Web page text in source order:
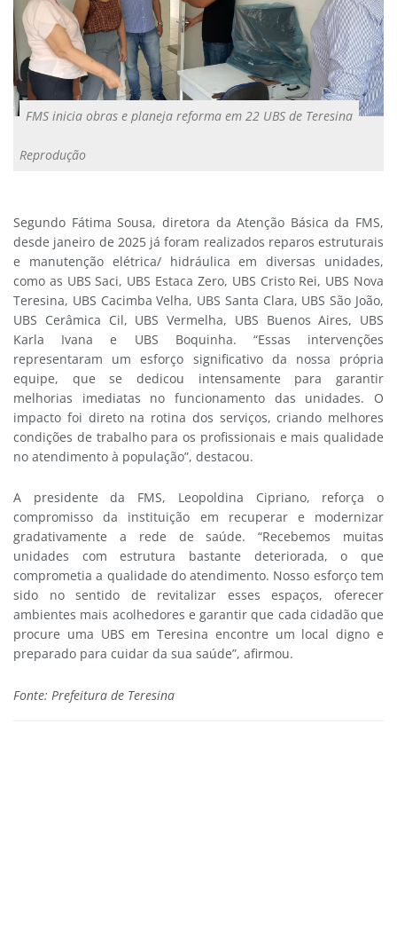
FMS inicia obras e planeja reforma em 22 UBS de Teresina
Reprodução
Segundo Fátima Sousa, diretora da Atenção Básica da FMS,
desde janeiro de 2025 já foram realizados reparos estruturais
e manutenção elétrica/ hidráulica em diversas unidades,
como as UBS Saci, UBS Estaca Zero, UBS Cristo Rei, UBS Nova
Teresina, UBS Cacimba Velha, UBS Santa Clara, UBS São João,
UBS Cerâmica Cil, UBS Vermelha, UBS Buenos Aires, UBS
Karla Ivana e UBS Boquinha. “Essas intervenções
representaram um esforço significativo da nossa própria
equipe, que se dedicou intensamente para garantir
melhorias imediatas no funcionamento das unidades. O
impacto foi direto na rotina dos serviços, criando melhores
condições de trabalho para os profissionais e mais qualidade
no atendimento à população”, destacou.
A presidente da FMS, Leopoldina Cipriano, reforça o
compromisso da instituição em recuperar e modernizar
gradativamente a rede de saúde. “Recebemos muitas
unidades com estrutura bastante deteriorada, o que
comprometia a qualidade do atendimento. Nosso esforço tem
sido no sentido de revitalizar esses espaços, oferecer
ambientes mais acolhedores e garantir que cada cidadão que
procure uma UBS em Teresina encontre um local digno e
preparado para cuidar da sua saúde”, afirmou.
Fonte: Prefeitura de Teresina